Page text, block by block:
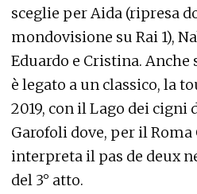
sceglie per Aida (ripresa
mondovisione su Rai 1),
Eduardo e Cristina.
è legato a un classico, la
2019, con il Lago dei cigni
Garofoli dove, per il Roma
interpreta il pas de deux
del 3° atto.